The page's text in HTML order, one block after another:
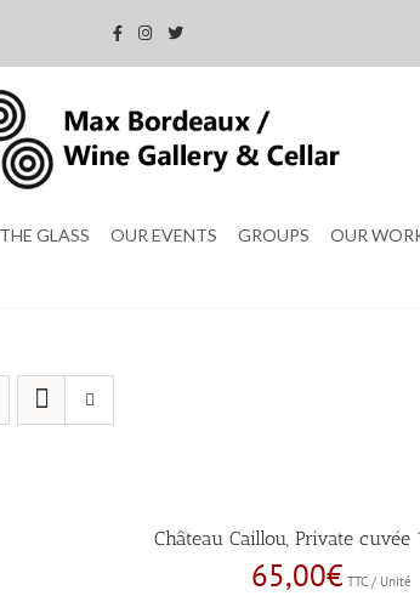
GLASS OUR EVENTS GROUPS OUR
Château Caillou, Private cuvée
65,00€ TTC / Unité